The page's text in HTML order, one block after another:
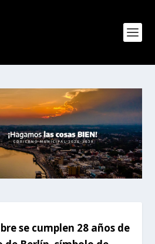
se cumplen 28 años de